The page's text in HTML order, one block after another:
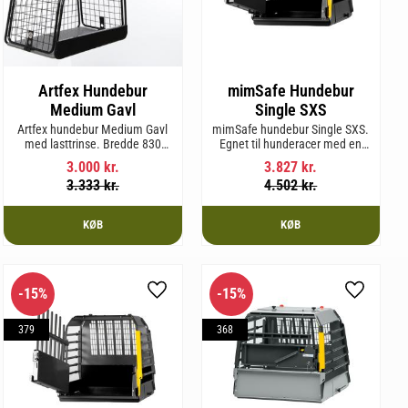
Artfex Hundebur
Medium Gavl
Artfex hundebur Medium Gavl
med lasttrinse. Bredde 830
mm, Højde 675 mm, Dybde 495
mm og vægt 20,1 kg.
3.000kr.
3.333kr.
KØB
mimSafe Hundebur
Single SXS
mimSafe hundebur Single SXS.
Egnet til hunderacer med en
skulderhøjde på op til 52 cm.
3.827 kr.
4.502kr.
KØB
favorit
15%
379
Gem som favorit
15%
368
Gem